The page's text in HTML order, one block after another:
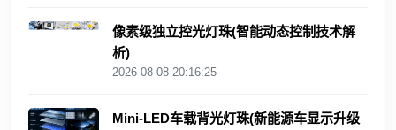
像素级独立控光灯珠(智能动态控制技术解
析)
2026-08-08 20:16:25
Mini‑LED车载背光灯珠(新能源车显示升级